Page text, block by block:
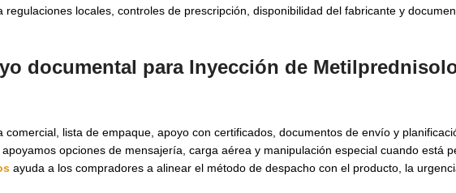
locales, controles de prescripción, disponibilidad del fabricante y
documental para Inyección de
lista de empaque, apoyo con certificados, documentos de envío y
opciones de mensajería, carga aérea y manipulación especial cuando está
ayuda a los compradores a alinear el método de despacho con el producto, la